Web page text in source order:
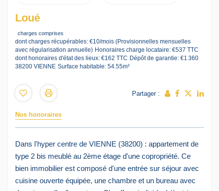
Loué
charges comprises
dont charges récupérables: €10/mois (Provisionnelles mensuelles
avec régularisation annuelle) Honoraires charge locataire: €537 TTC
dont honoraires d'état des lieux: €162 TTC Dépôt de garantie: €1 360
38200 VIENNE Surface habitable: 54.55m²
Partager :
Nos honoraires
Dans l'hyper centre de VIENNE (38200) : appartement de
type 2 bis meublé au 2ème étage d'une copropriété. Ce
bien immobilier est composé d'une entrée sur séjour avec
cuisine ouverte équipée, une chambre et un bureau avec